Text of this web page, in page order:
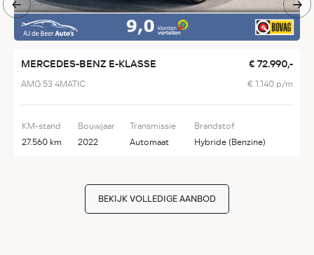
MERCEDES-BENZ E-KLASSE
AMG 53 4MATIC
€ 72.990,-
€ 1.140 p/m
KM-stand
27.560 km
Bouwjaar
2022
Transmissie
Automaat
Brandstof
Hybride (Benzine)
BEKIJK VOLLEDIGE AANBOD